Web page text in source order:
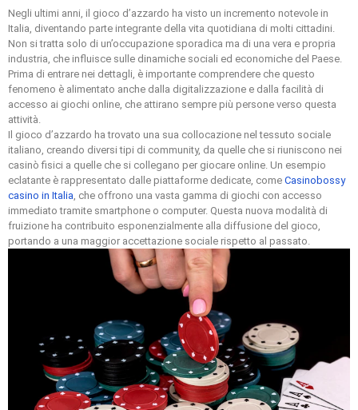
Negli ultimi anni, il gioco d’azzardo ha visto un incremento notevole in
Italia, diventando parte integrante della vita quotidiana di molti cittadini.
Non si tratta solo di un’occupazione sporadica ma di una vera e propria
industria, che influisce sulle dinamiche sociali ed economiche del Paese.
Prima di entrare nei dettagli, è importante comprendere che questo
fenomeno è alimentato anche dalla digitalizzazione e dalla facilità di
accesso ai giochi online, che attirano sempre più persone verso questa
attività.
Il gioco d’azzardo ha trovato una sua collocazione nel tessuto sociale
italiano, creando diversi tipi di community, da quelle che si riuniscono nei
casinò fisici a quelle che si collegano per giocare online. Un esempio
eclatante è rappresentato dalle piattaforme dedicate, come Casinobossy
casino in Italia, che offrono una vasta gamma di giochi con accesso
immediato tramite smartphone o computer. Questa nuova modalità di
fruizione ha contribuito esponenzialmente alla diffusione del gioco,
portando a una maggior accettazione sociale rispetto al passato.